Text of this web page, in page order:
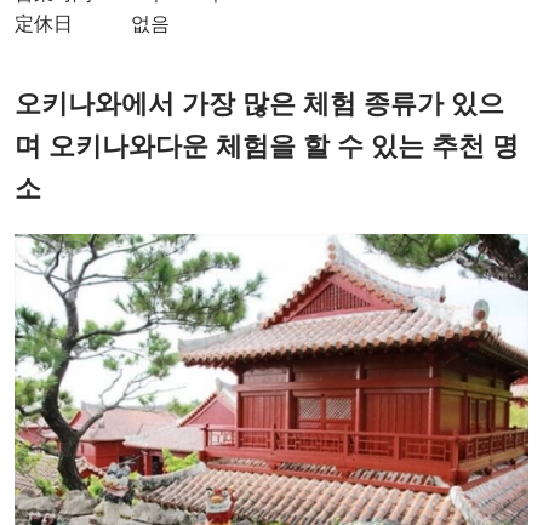
定休日 없음
오키나와에서 가장 많은 체험 종류가 있으
며 오키나와다운 체험을 할 수 있는 추천 명
소